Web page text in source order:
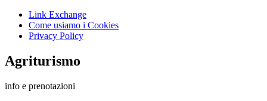
Link Exchange
Come usiamo i Cookies
Privacy Policy
Agriturismo
info e prenotazioni